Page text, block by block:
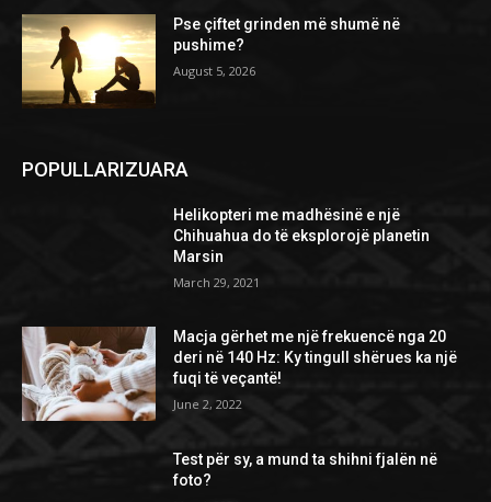
Pse çiftet grinden më shumë në
pushime?
August 5, 2026
POPULLARIZUARA
Helikopteri me madhësinë e një
Chihuahua do të eksplorojë planetin
Marsin
March 29, 2021
Macja gërhet me një frekuencë nga 20
deri në 140 Hz: Ky tingull shërues ka një
fuqi të veçantë!
June 2, 2022
Test për sy, a mund ta shihni fjalën në
foto?